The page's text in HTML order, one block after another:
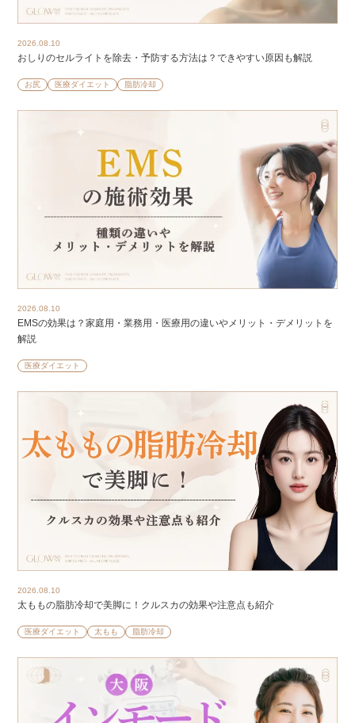
2026.08.10
おしりのセルライトを除去・予防する方法は？できやすい原因も解説
お尻 医療ダイエット 脂肪冷却
2026.08.10
EMSの効果は？家庭用・業務用・医療用の違いやメリット・デメリットを
解説
医療ダイエット
2026.08.10
太ももの脂肪冷却で美脚に！クルスカの効果や注意点も紹介
医療ダイエット 太もも 脂肪冷却